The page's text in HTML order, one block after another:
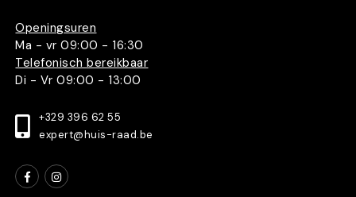
Openingsuren
Ma - vr 09:00 - 16:30
Telefonisch bereikbaar
Di - Vr 09:00 - 13:00
+329 396 62 55
expert@huis-raad.be